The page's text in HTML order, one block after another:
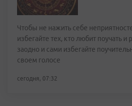
Чтобы не нажить себе
избегайте тех, кто любит поучать и
заодно и сами избегайте
своем голосе
сегодня, 07:32